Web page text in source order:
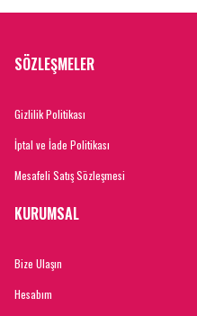
SÖZLEŞMELER
Gizlilik Politikası
İptal ve İade Politikası
Mesafeli Satış Sözleşmesi
KURUMSAL
Bize Ulaşın
Hesabım